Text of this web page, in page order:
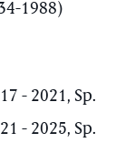
1988)
- 2021, Sp.
- 2025, Sp.